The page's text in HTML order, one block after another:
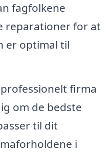
fagfolkene
reparationer for at
er optimal til
firma
om de bedste
til dit
i